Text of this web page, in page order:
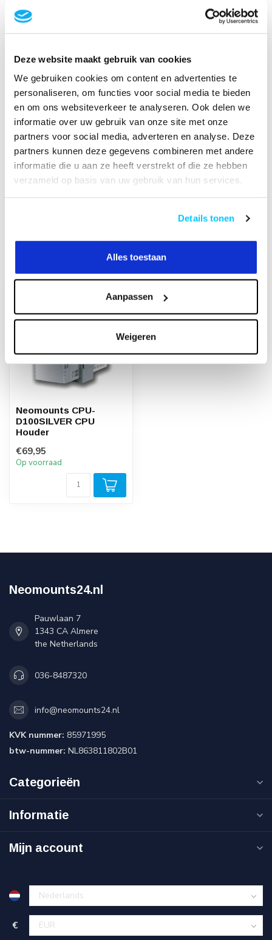
Deze website maakt gebruik van cookies
We gebruiken cookies om content en advertenties te
personaliseren, om functies voor social media te bieden
en om ons websiteverkeer te analyseren. Ook delen we
informatie over uw gebruik van onze site met onze
partners voor social media, adverteren en analyse. Deze
partners kunnen deze gegevens combineren met andere
informatie die u aan ze heeft verstrekt of die ze hebben
verzameld op basis van uw gebruik van hun services.
Details tonen
Alles toestaan
Aanpassen
Weigeren
Specificaties
Reviews
Heeft u een vraag over dit product?
Of heeft u hulp nodig bij het bestellen? Neem
contact op met onze klantenservicee
info@neomounts24.nlof+31 368487320. We
Neomounts CPU-
D100SILVER CPU
Houder
€69,95
Op voorraad
Neomounts24.nl
Pauwlaan 7
1343 CA Almere
the Netherlands
036-8487320
info@neomounts24.nl
KVK nummer: 85971995
btw-nummer: NL863811802B01
Categorieën
Informatie
Mijn account
€